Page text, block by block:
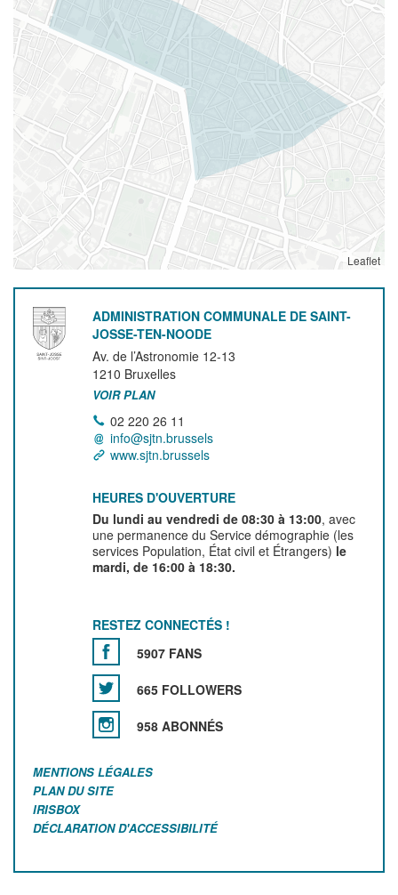
Leaflet
ADMINISTRATION COMMUNALE DE SAINT-
JOSSE-TEN-NOODE
Av. de l’Astronomie 12-13
1210 Bruxelles
VOIR PLAN
02 220 26 11
info@sjtn.brussels
www.sjtn.brussels
HEURES D'OUVERTURE
Du lundi au vendredi de 08:30 à 13:00, avec
une permanence du Service démographie (les
services Population, État civil et Étrangers) le
mardi, de 16:00 à 18:30.
RESTEZ CONNECTÉS !
5907 FANS
665 FOLLOWERS
958 ABONNÉS
MENTIONS LÉGALES
PLAN DU SITE
IRISBOX
DÉCLARATION D'ACCESSIBILITÉ